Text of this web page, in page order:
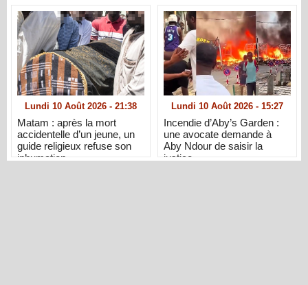
Lundi 10 Août 2026 - 21:38
Matam : après la mort
accidentelle d’un jeune, un
guide religieux refuse son
inhumation
Lundi 10 Août 2026 - 15:27
Incendie d’Aby’s Garden :
une avocate demande à
Aby Ndour de saisir la
justice